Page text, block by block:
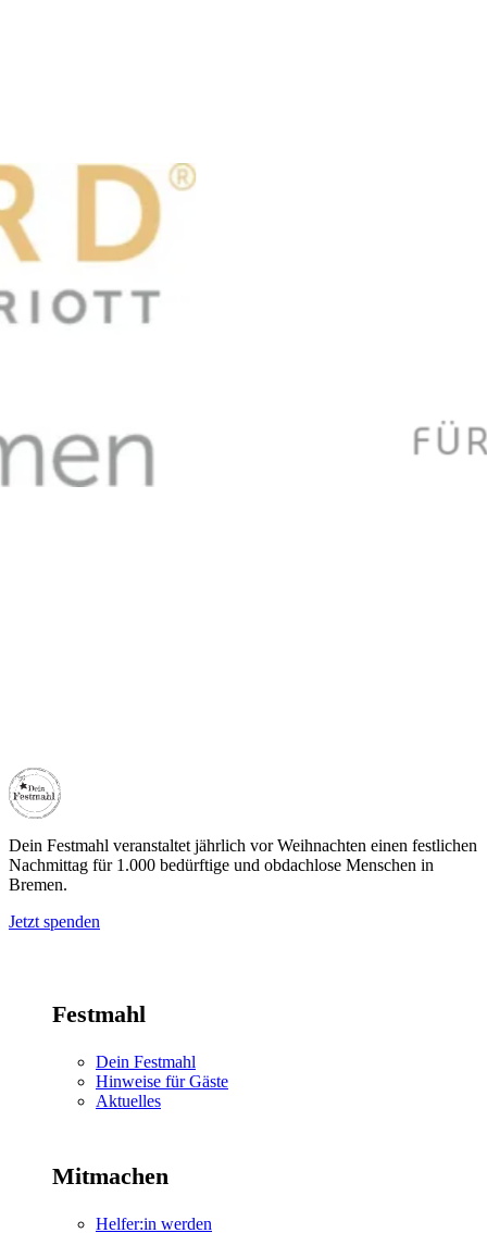
Dein Festmahl
Dein Festmahl veranstaltet jährlich vor Weihnachten einen festlichen
Nachmittag für 1.000 bedürftige und obdachlose Menschen in
Bremen.
Jetzt spenden
Festmahl
Dein Festmahl
Hinweise für Gäste
Aktuelles
Mitmachen
Helfer:in werden